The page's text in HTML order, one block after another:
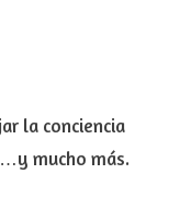
la conciencia
mucho más.